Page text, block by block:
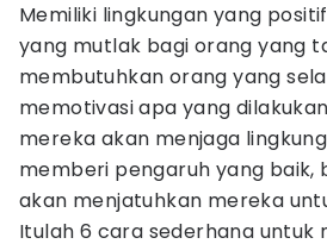
Memiliki lingkungan yang
yang mutlak bagi orang yang
membutuhkan orang yang
memotivasi apa yang
mereka akan menjaga
memberi pengaruh yang baik,
akan menjatuhkan mereka
Itulah 6 cara sederhana untuk